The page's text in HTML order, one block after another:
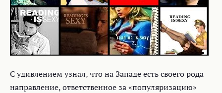
C удивлением узнал, что на Западе есть своего рода
направление, ответственное за «популяризацию»